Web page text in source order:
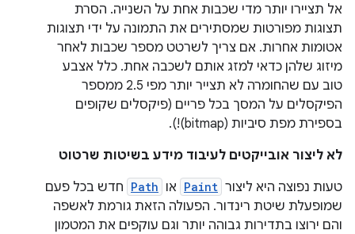
אל תציירו יותר מדי שכבות אחת על השנייה. הסרת
תצוגות מפורטות שמסתירים את התמונה על ידי תצוגות
אטומות אחרות. אם צריך לשרטט מספר שכבות לאחר
מיזוג שלהן כדאי למזג אותם לשכבה אחת. כלל אצבע
טוב עם שהחומרה לא תצייר יותר מפי 2.5 ממספר
הפיקסלים על המסך בכל פריים (פיקסלים שקופים
בספירת מפת סיביות (bitmap)!).
לא ליצור אובייקטים לעיבוד מידע בשיטות שרטוט
טעות נפוצה היא ליצור Paint או Path חדש בכל פעם
שמופעלת שיטת רינדור. הפעולה הזאת גורמת לאשפה
והם ירוצו בתדירות גבוהה יותר וגם עוקפים את המטמון